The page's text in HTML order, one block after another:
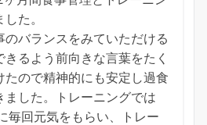
た。
のバランスをみていただける
るよう前向きな言葉をたく
たので精神的にも安定し過食
ました。トレーニングでは
毎回元気をもらい、トレー